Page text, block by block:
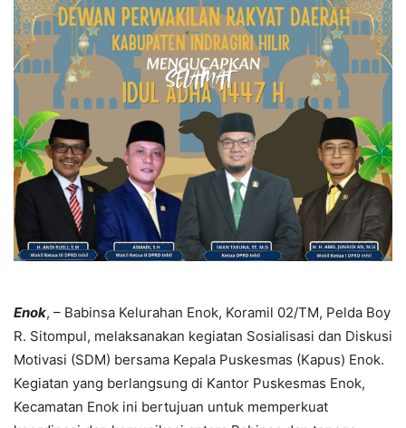
Enok, – Babinsa Kelurahan Enok, Koramil 02/TM, Pelda Boy
R. Sitompul, melaksanakan kegiatan Sosialisasi dan Diskusi
Motivasi (SDM) bersama Kepala Puskesmas (Kapus) Enok.
Kegiatan yang berlangsung di Kantor Puskesmas Enok,
Kecamatan Enok ini bertujuan untuk memperkuat